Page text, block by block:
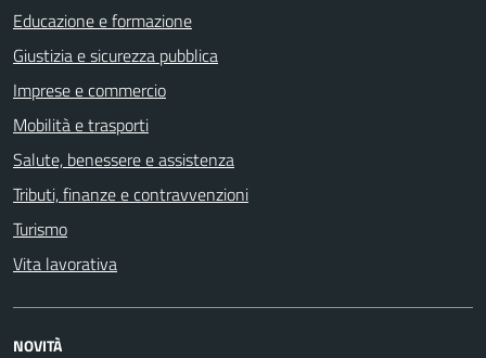
Educazione e formazione
Giustizia e sicurezza pubblica
Imprese e commercio
Mobilità e trasporti
Salute, benessere e assistenza
Tributi, finanze e contravvenzioni
Turismo
Vita lavorativa
NOVITÀ